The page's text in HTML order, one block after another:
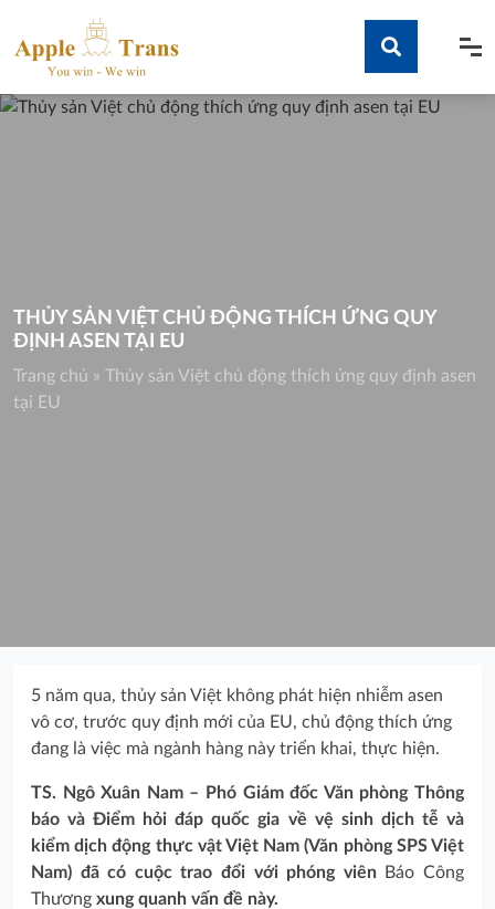
content
Tìm kiếm
THỦY SẢN VIỆT CHỦ ĐỘNG THÍCH ỨNG QUY
ĐỊNH ASEN TẠI EU
Trang chủ » Thủy sản Việt chủ động thích ứng quy định asen
tại EU
5 năm qua, thủy sản Việt không phát hiện nhiễm asen
vô cơ, trước quy định mới của EU, chủ động thích ứng
đang là việc mà ngành hàng này triển khai, thực hiện.
TS. Ngô Xuân Nam – Phó Giám đốc Văn phòng Thông
báo và Điểm hỏi đáp quốc gia về vệ sinh dịch tễ và
kiểm dịch động thực vật Việt Nam (Văn phòng SPS Việt
Nam) đã có cuộc trao đổi với phóng viên
Báo Công
Thương xung quanh vấn đề này.